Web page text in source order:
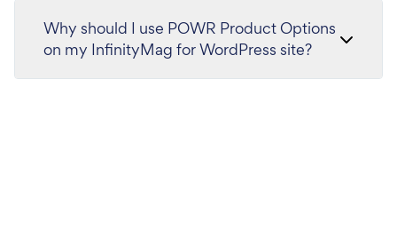
Why should I use POWR Product Options
on my InfinityMag for WordPress site?